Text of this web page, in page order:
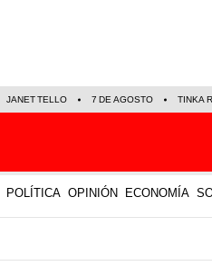
JANET TELLO 7 DE AGOSTO TINKA
POLÍTICA OPINIÓN ECONOMÍA